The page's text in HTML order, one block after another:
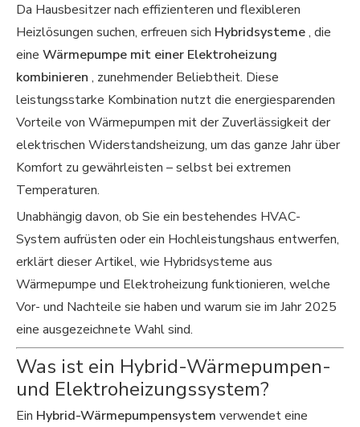
Da Hausbesitzer nach effizienteren und flexibleren
Heizlösungen suchen, erfreuen sich Hybridsysteme, die
eine Wärmepumpe mit einer Elektroheizung
kombinieren , zunehmender Beliebtheit. Diese
leistungsstarke Kombination nutzt die energiesparenden
Vorteile von Wärmepumpen mit der Zuverlässigkeit der
elektrischen Widerstandsheizung, um das ganze Jahr über
Komfort zu gewährleisten – selbst bei extremen
Temperaturen.
Unabhängig davon, ob Sie ein bestehendes HVAC-
System aufrüsten oder ein Hochleistungshaus entwerfen,
erklärt dieser Artikel, wie Hybridsysteme aus
Wärmepumpe und Elektroheizung funktionieren, welche
Vor- und Nachteile sie haben und warum sie im Jahr 2025
eine ausgezeichnete Wahl sind.
Was ist ein Hybrid-Wärmepumpen-
und Elektroheizungssystem?
Ein Hybrid-Wärmepumpensystem verwendet eine